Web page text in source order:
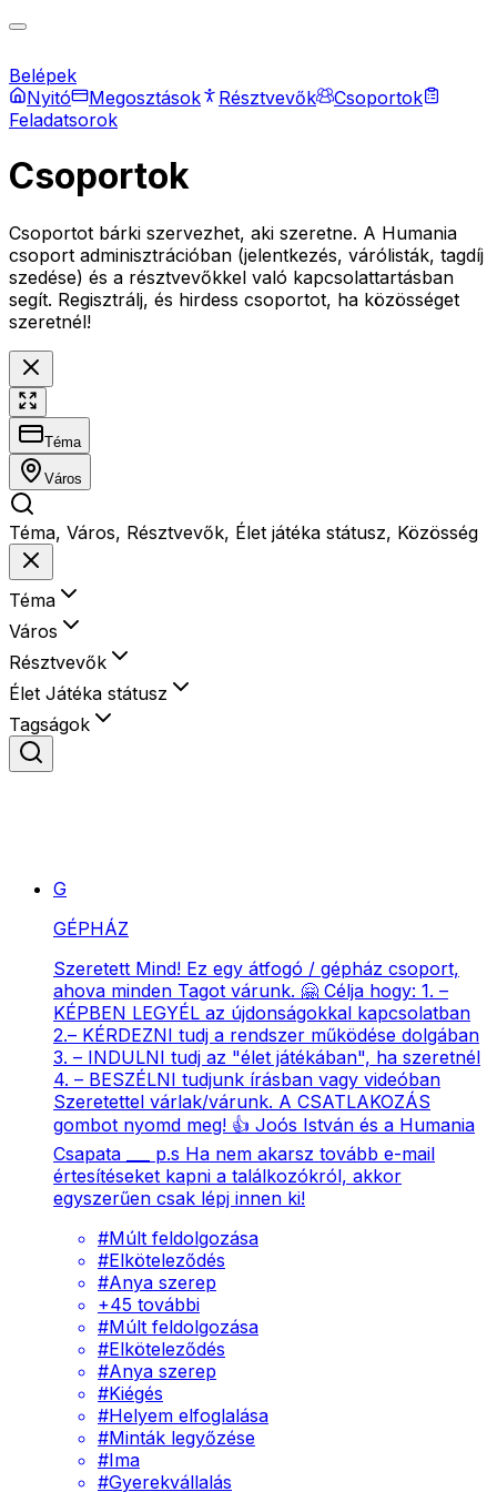
Belépek
Nyitó
Megosztások Résztvevők
Csoportok
Feladatsorok
Csoportok
Csoportot bárki szervezhet, aki szeretne. A Humania
csoport adminisztrációban (jelentkezés, várólisták, tagdíj
szedése) és a résztvevőkkel való kapcsolattartásban
segít. Regisztrálj, és hirdess csoportot, ha közösséget
szeretnél!
Téma
Város
Téma, Város, Résztvevők, Élet játéka státusz, Közösség
Téma
Város
Résztvevők
Élet Játéka státusz
Tagságok
G
GÉPHÁZ
Szeretett Mind! Ez egy átfogó / gépház csoport,
ahova minden Tagot várunk. 🤗 Célja hogy: 1. –
KÉPBEN LEGYÉL az újdonságokkal kapcsolatban
2.– KÉRDEZNI tudj a rendszer működése dolgában
3. – INDULNI tudj az "élet játékában", ha szeretnél
4. – BESZÉLNI tudjunk írásban vagy videóban
Szeretettel várlak/várunk. A CSATLAKOZÁS
gombot nyomd meg! 👍 Joós István és a Humania
Csapata ___ p.s Ha nem akarsz tovább e-mail
értesítéseket kapni a találkozókról, akkor
egyszerűen csak lépj innen ki!
#Múlt feldolgozása
#Elköteleződés
#Anya szerep
+45 további
#Múlt feldolgozása
#Elköteleződés
#Anya szerep
#Kiégés
#Helyem elfoglalása
#Minták legyőzése
#Ima
#Gyerekvállalás